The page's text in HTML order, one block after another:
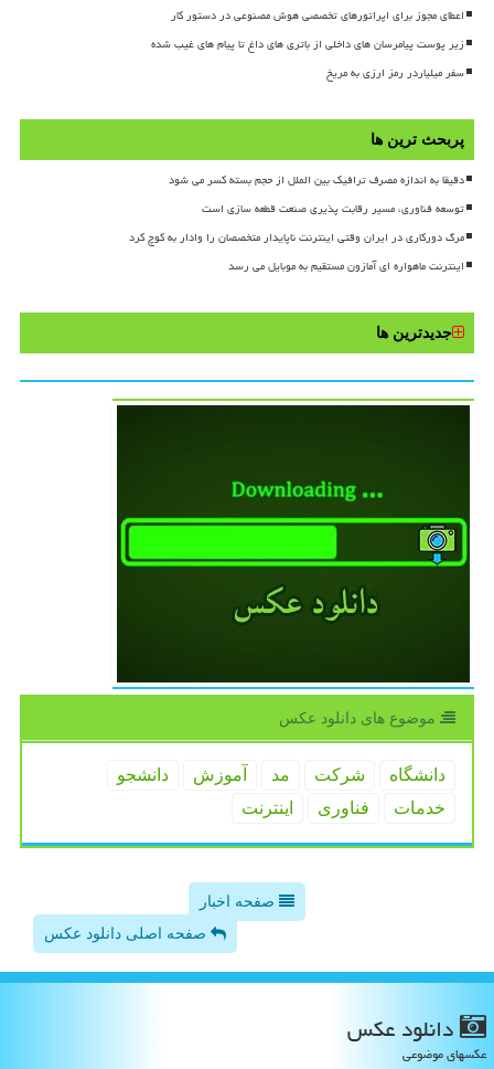
اعطای مجوز برای اپراتورهای تخصصی هوش مصنوعی در دستور کار
زیر پوست پیامرسان های داخلی از باتری های داغ تا پیام های غیب شده
سفر میلیاردر رمز ارزی به مریخ
پربحث ترین ها
دقیقا به اندازه مصرف ترافیک بین الملل از حجم بسته کسر می شود
توسعه فناوری، مسیر رقابت پذیری صنعت قطعه سازی است
مرگ دورکاری در ایران وقتی اینترنت ناپایدار متخصصان را وادار به کوچ کرد
اینترنت ماهواره ای آمازون مستقیم به موبایل می رسد
جدیدترین ها
موضوع های دانلود عكس
دانشگاه شركت مد آموزش
دانشجو
خدمات
فناوری اینترنت
صفحه اخبار
صفحه اصلی دانلود عکس
دانلود عكس
عکسهای موضوعی